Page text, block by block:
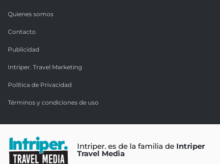
Quienes somos
Contacto
Publicidad
Intriper. Travel Marketing
Política de Privacidad
Términos y condiciones de uso
Intriper. es de la familia de Intriper
Travel Media